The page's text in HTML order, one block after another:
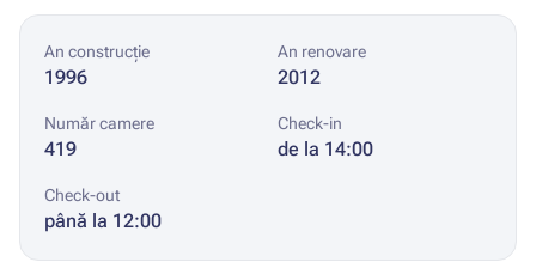
An construcție
1996
An renovare
2012
Număr camere
419
Check-in
de la 14:00
Check-out
până la 12:00